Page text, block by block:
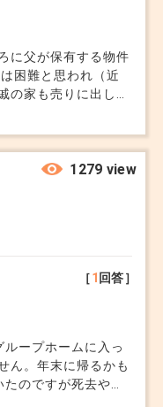
も住んでいますと通
に父が保有する物件
困難と思われ（近
の家も売りに出して
な施設はありませ
は郵便局・診療所
も厳
ただ保有しておくし
［1 回答］
1279 view
ープホームに入っ
ん。年末に帰るかも
のですが死去や自